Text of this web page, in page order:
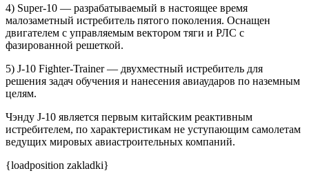
4) Super-10 — разрабатываемый в настоящее время
малозаметный истребитель пятого поколения. Оснащен
двигателем с управляемым вектором тяги и РЛС с
фазированной решеткой.
5) J-10 Fighter-Trainer — двухместный истребитель для
решения задач обучения и нанесения авиаударов по наземным
целям.
Чэнду J-10 является первым китайским реактивным
истребителем, по характеристикам не уступающим самолетам
ведущих мировых авиастроительных компаний.
{loadposition zakladki}